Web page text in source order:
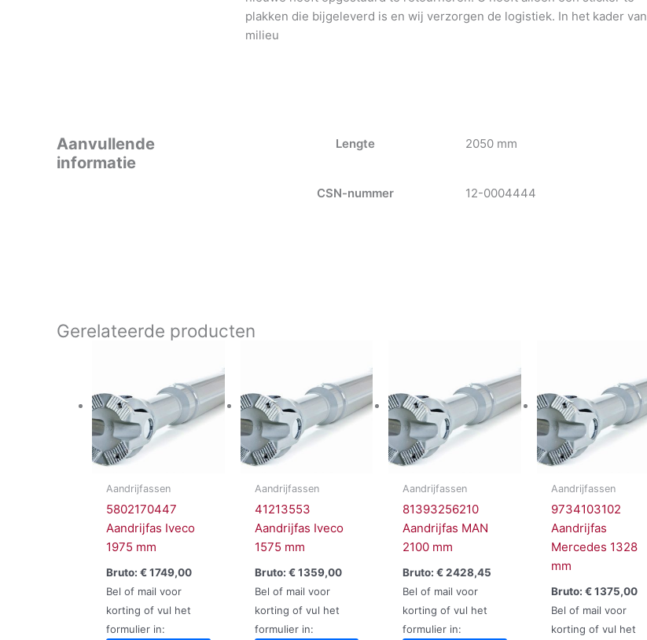
plakken die bijgeleverd is en wij verzorgen de logistiek. In het kader van
milieu
Aanvullende
informatie
Lengte 2050 mm
CSN-nummer 12-0004444
Gerelateerde producten
Aandrijfassen
5802170447
Aandrijfas Iveco
1975 mm
Bruto: €1749,00
Bel of mail voor
korting of vul het
formulier in:
Aandrijfassen
41213553
Aandrijfas Iveco
1575 mm
Bruto: €1359,00
Bel of mail voor
korting of vul het
formulier in:
Aandrijfassen
81393256210
Aandrijfas MAN
2100 mm
Bruto: €2428,45
Bel of mail voor
korting of vul het
formulier in:
Aandrijfassen
9734103102
Aandrijfas
Mercedes 1328
mm
Bruto: €1375,00
Bel of mail voor
korting of vul het